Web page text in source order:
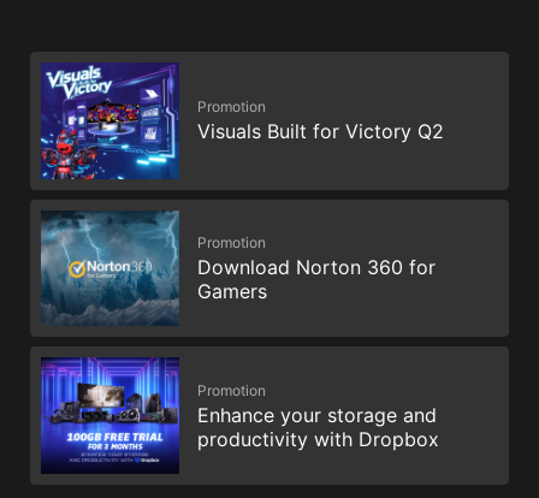
Promotion
Visuals Built for Victory Q2
Promotion
Download Norton 360 for
Gamers
Promotion
Enhance your storage and
productivity with Dropbox